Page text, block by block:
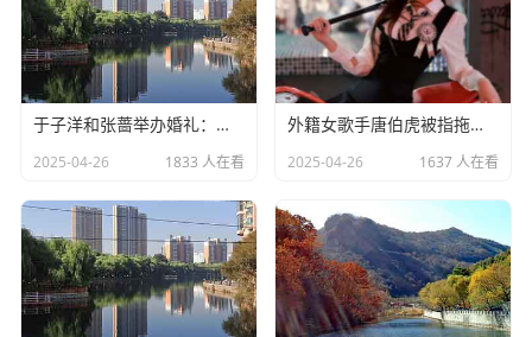
于子洋和张蔷举办婚礼：一对赛场情场双丰收的人生赢家​
2025-04-26 1833 人在看
外籍女歌手唐伯虎被指拖欠劳务费：明星责任不应该缺席​
2025-04-26 1637 人在看